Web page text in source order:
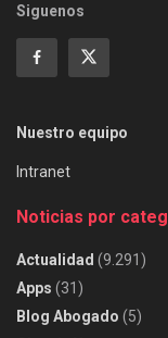
Siguenos
Nuestro equipo
Intranet
Noticias por
Actualidad (9.291)
Apps (31)
Blog Abogado (5)